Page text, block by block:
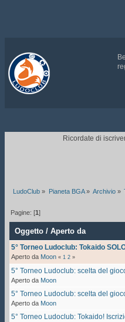
.
Ricordate di
LudoClub » Pianeta BGA» Archivio»
Pagine: [1]
Oggetto /Aperto da
5° Torneo Ludoclub: Tokaido
Aperto da Moon « 1 2 »
5° Torneo Ludoclub: scelta del
Aperto da Moon
5° Torneo Ludoclub: scelta del
Aperto da Moon
5° Torneo Ludoclub: Tokaido!